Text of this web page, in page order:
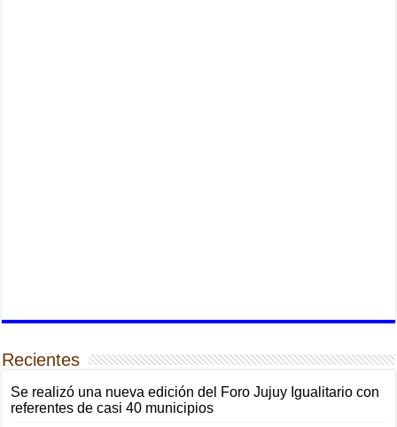
Recientes
Se realizó una nueva edición del Foro Jujuy Igualitario con
referentes de casi 40 municipios